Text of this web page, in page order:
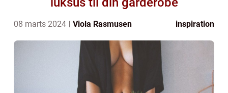
08 marts 2024 Viola Rasmusen inspiration